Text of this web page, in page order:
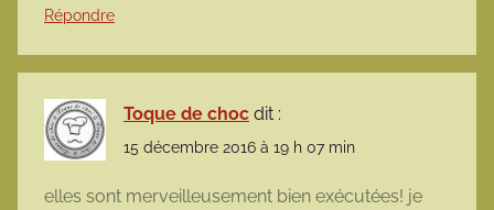
Répondre
Toque de choc dit :
15 décembre 2016 à 19 h 07 min
elles sont merveilleusement bien exécutées! je